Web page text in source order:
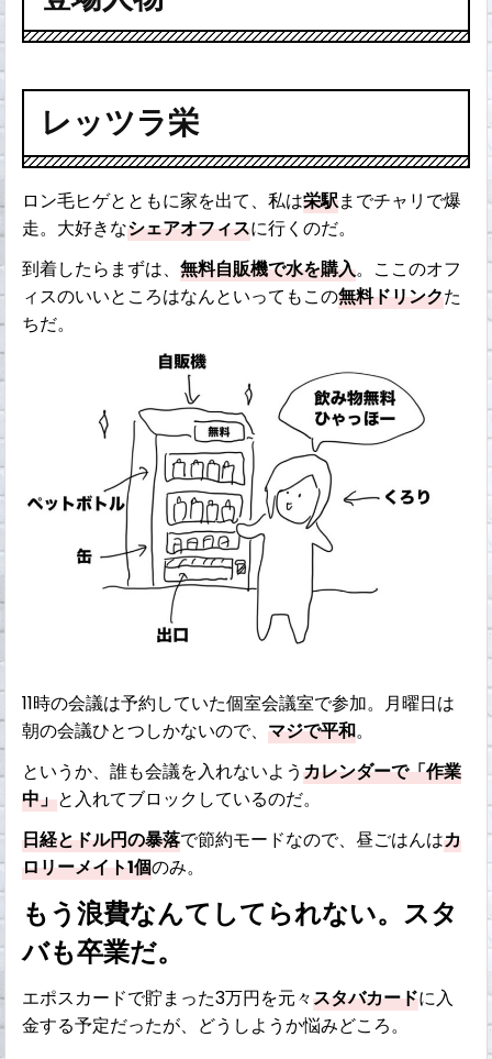
レッツラ栄
ロン毛ヒゲとともに家を出て、私は栄駅までチャリで爆
走。大好きなシェアオフィスに行くのだ。
到着したらまずは、無料自販機で水を購入。ここのオフ
ィスのいいところはなんといってもこの無料ドリンクた
ちだ。
11時の会議は予約していた個室会議室で参加。月曜日は
朝の会議ひとつしかないので、マジで平和。
というか、誰も会議を入れないようカレンダーで「作業
中」と入れてブロックしているのだ。
日経とドル円の暴落で節約モードなので、昼ごはんはカ
ロリーメイト1個のみ。
もう浪費なんてしてられない。スタ
バも卒業だ。
エポスカードで貯まった3万円を元々スタバカードに入
金する予定だったが、どうしようか悩みどころ。